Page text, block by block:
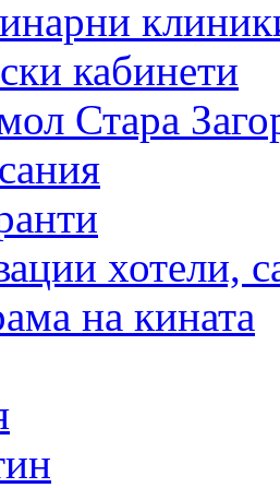
кабинети
Стара
хотели,
на кината